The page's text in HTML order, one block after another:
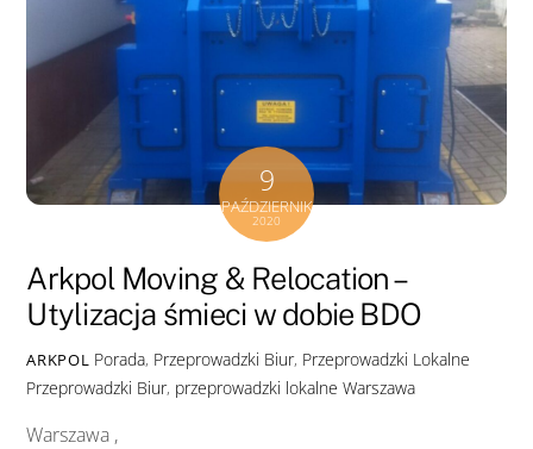
9
PAŹDZIERNIK
2020
Arkpol Moving & Relocation –
Utylizacja śmieci w dobie BDO
ARKPOL Porada, Przeprowadzki Biur, Przeprowadzki Lokalne
Przeprowadzki Biur, przeprowadzki lokalne Warszawa
Warszawa ,